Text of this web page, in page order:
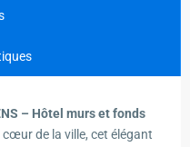
– Hôtel murs et fonds
de la ville, cet élégant